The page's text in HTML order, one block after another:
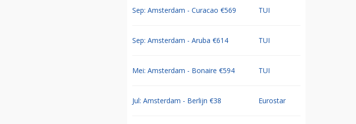
Sep: Amsterdam - Curacao €569 TUI
Sep: Amsterdam - Aruba €614 TUI
Mei: Amsterdam - Bonaire €594 TUI
Jul: Amsterdam - Berlijn €38 Eurostar